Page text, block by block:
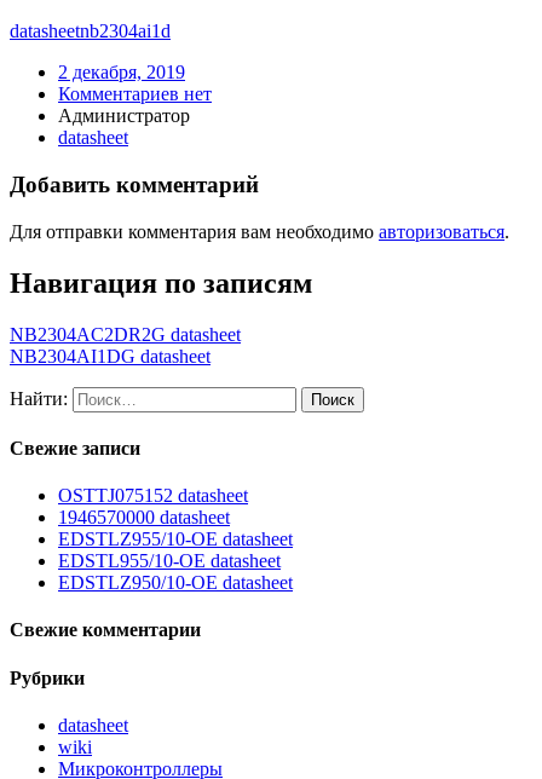
datasheetnb2304ai1d
2 декабря, 2019
Комментариев нет
Администратор
datasheet
Добавить комментарий
Для отправки комментария вам необходимо авторизоваться.
Навигация по записям
NB2304AC2DR2G datasheet
NB2304AI1DG datasheet
Найти:
Свежие записи
OSTTJ075152 datasheet
1946570000 datasheet
EDSTLZ955/10-OE datasheet
EDSTL955/10-OE datasheet
EDSTLZ950/10-OE datasheet
Свежие комментарии
Рубрики
datasheet
wiki
Микроконтроллеры